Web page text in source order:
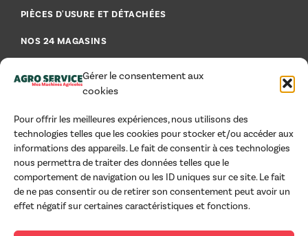
Gérer le consentement aux
cookies
Pour offrir les meilleures expériences, nous utilisons des
technologies telles que les cookies pour stocker et/ou accéder aux
informations des appareils. Le fait de consentir à ces technologies
nous permettra de traiter des données telles que le
comportement de navigation ou les ID uniques sur ce site. Le fait
de ne pas consentir ou de retirer son consentement peut avoir un
effet négatif sur certaines caractéristiques et fonctions.
PIÈCES D'USURE ET DÉTACHÉES
NOS 24 MAGASINS
AIDE & CONSEILS
MENTIONS LÉGALES
CGU
CGV PROFESSIONNELS